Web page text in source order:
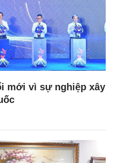
mới vì sự nghiệp xây